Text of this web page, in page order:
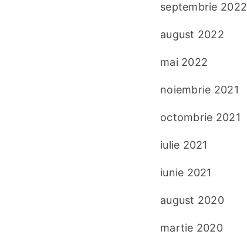
septembrie 2022
august 2022
mai 2022
noiembrie 2021
octombrie 2021
iulie 2021
iunie 2021
august 2020
martie 2020